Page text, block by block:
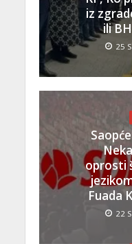
iz
ili
25
oprosti
Fuada
22